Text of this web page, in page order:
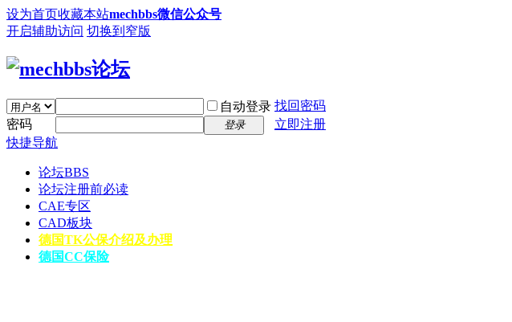
设为首页收藏本站mechbbs微信公众号
开启辅助访问 切换到窄版
自动登录 找回密码
密码
登录
立即注册
快捷导航
论坛BBS
论坛注册前必读
CAE专区
CAD板块
德国TK公保介绍及办理
德国CC保险